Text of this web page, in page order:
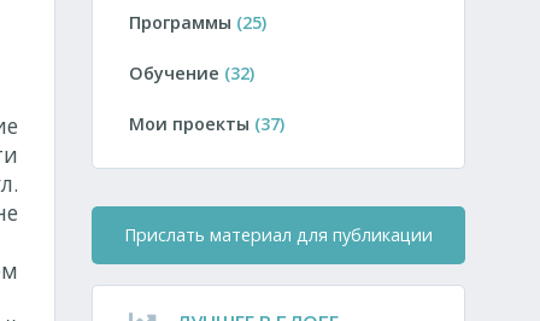
Программы (25)
Обучение (32)
Мои проекты (37)
Прислать материал для публикации